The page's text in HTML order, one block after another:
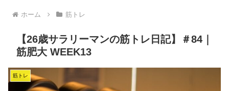
ホーム 筋トレ
【26歳サラリーマンの筋トレ日記】＃84｜
筋肥大 WEEK13
筋トレ